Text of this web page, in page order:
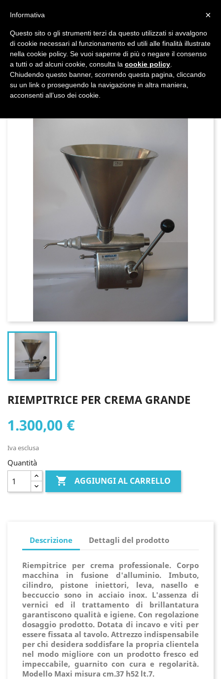
 shopping_cart
DAL 1977

MADE IN ITALY E UE
RIEMPITRICE PER CREMA GRANDE
1.300,00 €
Iva esclusa
Quantità
 AGGIUNGI AL CARRELLO
Descrizione Dettagli del prodotto
Riempitrice per crema professionale. Corpo
macchina in fusione d'alluminio. Imbuto,
cilindro, pistone iniettori, leva, nasello e
beccuccio sono in acciaio inox. L'assenza di
vernici ed il trattamento di brillantatura
garantiscono qualità e igiene. Con regolazione
dosaggio prodotto. Dotata di incavo e viti per
essere fissata al tavolo. Attrezzo indispensabile
per chi desidera soddisfare la propria clientela
nel modo migliore con un prodotto fresco ed
impeccabile, guarnito con cura e regolarità.
Modello Maxi misura cm.37 h52 lt.7.
×
Informativa
Questo sito o gli strumenti terzi da questo utilizzati si avvalgono
di cookie necessari al funzionamento ed utili alle finalità illustrate
nella cookie policy. Se vuoi saperne di più o negare il consenso
a tutti o ad alcuni cookie, consulta la cookie policy
Chiudendo questo banner, scorrendo questa pagina, cliccando
su un link o proseguendo la navigazione in altra maniera,
acconsenti all’uso dei cookie.